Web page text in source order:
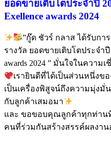
ยอดขายเติบโตประจำปี
Exellence awards 2024
”กู๊ด ชัวร์ กลาส ได้รับก
รางวัล ยอดขายเติบโตประจำปี
awards 2024 ” มั่นใจในควา
เรายินดีที่ได้เป็นส่วนหนึ่งข
เป็นเครื่องพิสูจน์ถึงความมุ่งมั่
กับลูกค้าเสมอมา
และ ขอขอบคุณลูกค้าทุกท่าน
คนที่ร่วมกันสร้างสรรค์ผลงา